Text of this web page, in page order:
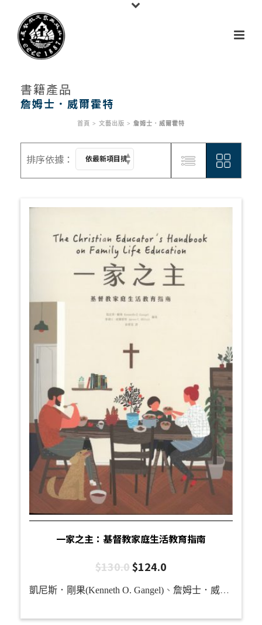
書籍產品
首頁 > 文藝出版 > 詹姆士．威爾霍特
詹姆士．威爾霍特
一家之主：基督教家庭生活教育指南
$130.0$124.0
凱尼斯．剛果(Kenneth O. Gangel) 、 詹姆士．威爾霍特 (James C. Wilhoit)